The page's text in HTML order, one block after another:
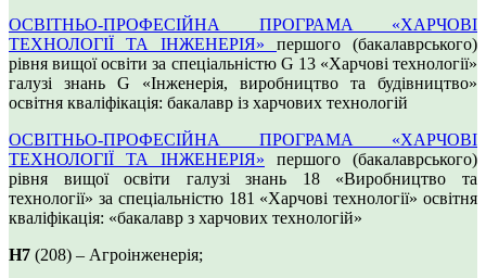
ОСВІТНЬО-ПРОФЕСІЙНА ПРОГРАМА «ХАРЧОВІ
ТЕХНОЛОГІЇ ТА ІНЖЕНЕРІЯ» першого (бакалаврського)
рівня вищої освіти за спеціальністю G 13 «Харчові технології»
галузі знань G «Інженерія, виробництво та будівництво»
освітня кваліфікація: бакалавр із харчових технологій
ОСВІТНЬО-ПРОФЕСІЙНА ПРОГРАМА «ХАРЧОВІ
ТЕХНОЛОГІЇ ТА ІНЖЕНЕРІЯ» першого (бакалаврського)
рівня вищої освіти галузі знань 18 «Виробництво та
технології» за спеціальністю 181 «Харчові технології» освітня
кваліфікація: «бакалавр з харчових технологій»
H7 (208) – Агроінженерія;